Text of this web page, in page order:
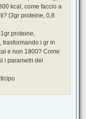
kcal, come faccio a
(3gr proteine, 0,8
proteine,
trasformando i gr in
e non 1800? Come
i parametri dei